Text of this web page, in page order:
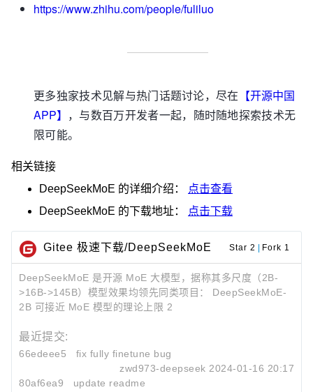
https://www.zhihu.com/people/fuliluo
更多独家技术见解与热门话题讨论，尽在 【开源中国
APP】 ，与数百万开发者一起，随时随地探索技术无
限可能。
相关链接
DeepSeekMoE 的详细介绍：
点击查看
DeepSeekMoE 的下载地址： 点击下载
Gitee 极速下载/DeepSeekMoE Star 2 Fork 1
DeepSeekMoE 是开源 MoE 大模型，据称其多尺度（2B-
>16B->145B）模型效果均领先同类项目： DeepSeekMoE-
2B 可接近 MoE 模型的理论上限 2
最近提交:
66edeee5
fix fully finetune bug
zwd973-deepseek 2024-01-16 20:17
80af6ea9
update readme